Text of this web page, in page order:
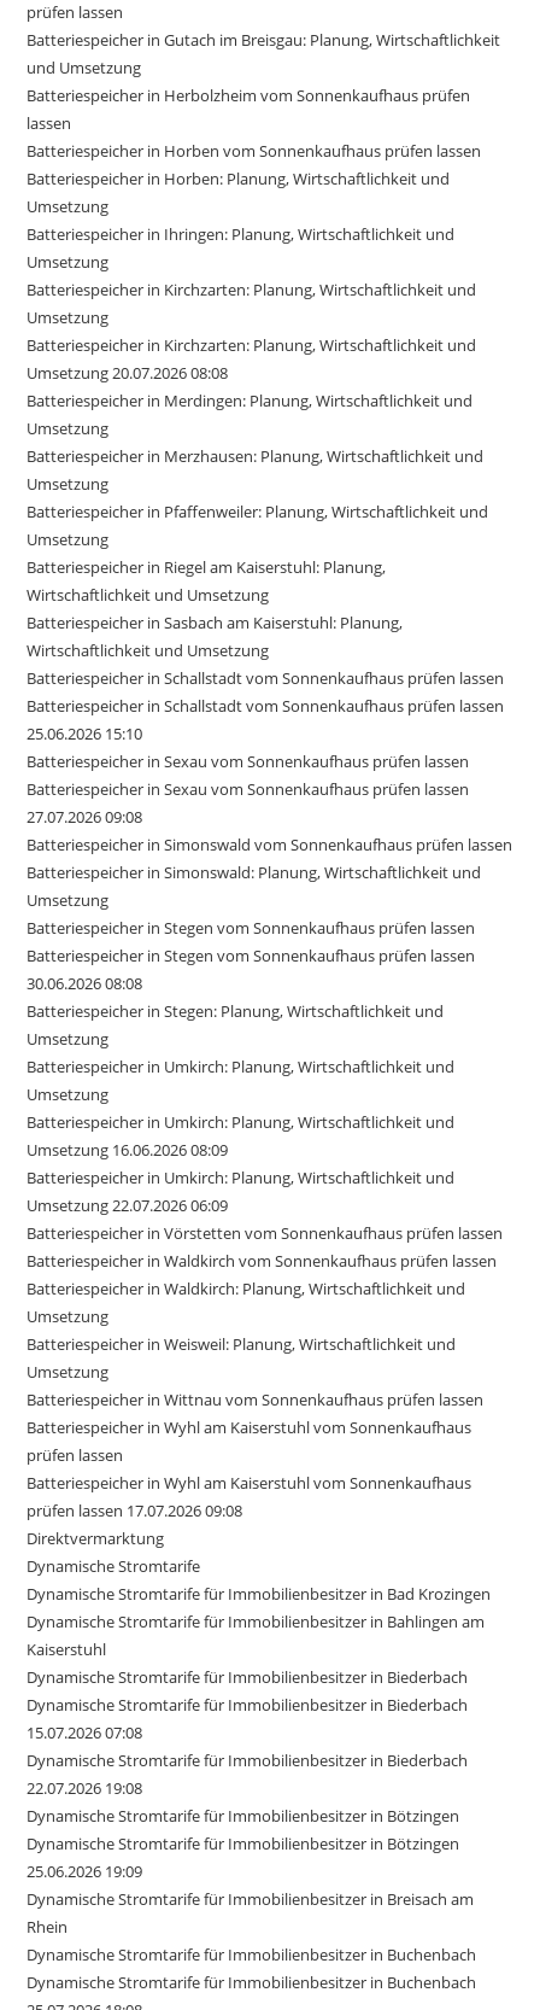
prüfen lassen
Batteriespeicher in Gutach im Breisgau: Planung, Wirtschaftlichkeit
und Umsetzung
Batteriespeicher in Herbolzheim vom Sonnenkaufhaus prüfen
lassen
Batteriespeicher in Horben vom Sonnenkaufhaus prüfen lassen
Batteriespeicher in Horben: Planung, Wirtschaftlichkeit und
Umsetzung
Batteriespeicher in Ihringen: Planung, Wirtschaftlichkeit und
Umsetzung
Batteriespeicher in Kirchzarten: Planung, Wirtschaftlichkeit und
Umsetzung
Batteriespeicher in Kirchzarten: Planung, Wirtschaftlichkeit und
Umsetzung 20.07.2026 08:08
Batteriespeicher in Merdingen: Planung, Wirtschaftlichkeit und
Umsetzung
Batteriespeicher in Merzhausen: Planung, Wirtschaftlichkeit und
Umsetzung
Batteriespeicher in Pfaffenweiler: Planung, Wirtschaftlichkeit und
Umsetzung
Batteriespeicher in Riegel am Kaiserstuhl: Planung,
Wirtschaftlichkeit und Umsetzung
Batteriespeicher in Sasbach am Kaiserstuhl: Planung,
Wirtschaftlichkeit und Umsetzung
Batteriespeicher in Schallstadt vom Sonnenkaufhaus prüfen lassen
Batteriespeicher in Schallstadt vom Sonnenkaufhaus prüfen lassen
25.06.2026 15:10
Batteriespeicher in Sexau vom Sonnenkaufhaus prüfen lassen
Batteriespeicher in Sexau vom Sonnenkaufhaus prüfen lassen
27.07.2026 09:08
Batteriespeicher in Simonswald vom Sonnenkaufhaus prüfen lassen
Batteriespeicher in Simonswald: Planung, Wirtschaftlichkeit und
Umsetzung
Batteriespeicher in Stegen vom Sonnenkaufhaus prüfen lassen
Batteriespeicher in Stegen vom Sonnenkaufhaus prüfen lassen
30.06.2026 08:08
Batteriespeicher in Stegen: Planung, Wirtschaftlichkeit und
Umsetzung
Batteriespeicher in Umkirch: Planung, Wirtschaftlichkeit und
Umsetzung
Batteriespeicher in Umkirch: Planung, Wirtschaftlichkeit und
Umsetzung 16.06.2026 08:09
Batteriespeicher in Umkirch: Planung, Wirtschaftlichkeit und
Umsetzung 22.07.2026 06:09
Batteriespeicher in Vörstetten vom Sonnenkaufhaus prüfen lassen
Batteriespeicher in Waldkirch vom Sonnenkaufhaus prüfen lassen
Batteriespeicher in Waldkirch: Planung, Wirtschaftlichkeit und
Umsetzung
Batteriespeicher in Weisweil: Planung, Wirtschaftlichkeit und
Umsetzung
Batteriespeicher in Wittnau vom Sonnenkaufhaus prüfen lassen
Batteriespeicher in Wyhl am Kaiserstuhl vom Sonnenkaufhaus
prüfen lassen
Batteriespeicher in Wyhl am Kaiserstuhl vom Sonnenkaufhaus
prüfen lassen 17.07.2026 09:08
Direktvermarktung
Dynamische Stromtarife
Dynamische Stromtarife für Immobilienbesitzer in Bad Krozingen
Dynamische Stromtarife für Immobilienbesitzer in Bahlingen am
Kaiserstuhl
Dynamische Stromtarife für Immobilienbesitzer in Biederbach
Dynamische Stromtarife für Immobilienbesitzer in Biederbach
15.07.2026 07:08
Dynamische Stromtarife für Immobilienbesitzer in Biederbach
22.07.2026 19:08
Dynamische Stromtarife für Immobilienbesitzer in Bötzingen
Dynamische Stromtarife für Immobilienbesitzer in Bötzingen
25.06.2026 19:09
Dynamische Stromtarife für Immobilienbesitzer in Breisach am
Rhein
Dynamische Stromtarife für Immobilienbesitzer in Buchenbach
Dynamische Stromtarife für Immobilienbesitzer in Buchenbach